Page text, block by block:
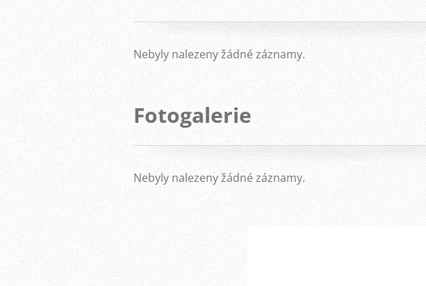
Nebyly nalezeny žádné záznamy.
Fotogalerie
Nebyly nalezeny žádné záznamy.